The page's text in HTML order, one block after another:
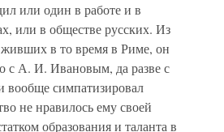
или один в работе и в
или в обществе русских. Из
в то время в Риме, он
с А. И. Ивановым, да разве с
вообще симпатизировал
не нравилось ему своей
образования и таланта в